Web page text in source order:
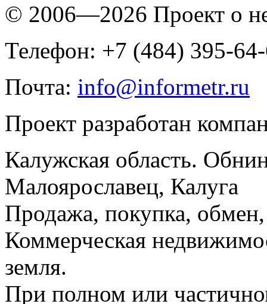
© 2006—2026 Проект о
Телефон: +7 (484) 395-
Почта: info@informetr.ru
Проект разработан
Калужская область.
Малоярославец, Калуга
Продажа, покупка, обмен,
Коммерческая
земля.
При полном или